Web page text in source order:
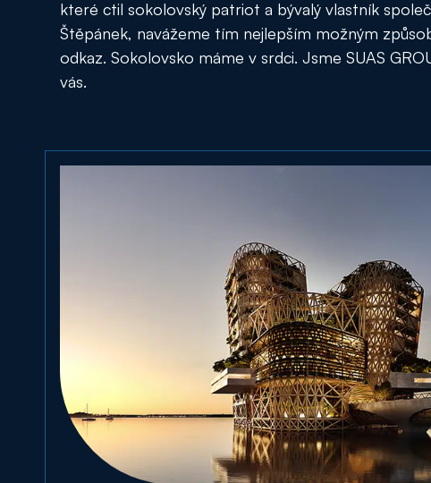
které ctil sokolovský patriot a bývalý vlastník
Štěpánek, navážeme tím nejlepším možným
odkaz. Sokolovsko máme v srdci. Jsme SUAS
vás.